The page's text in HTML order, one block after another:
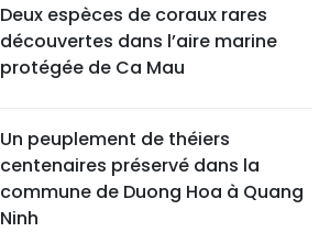
Deux espèces de coraux rares
découvertes dans l’aire marine
protégée de Ca Mau
Un peuplement de théiers
centenaires préservé dans la
commune de Duong Hoa à Quang
Ninh